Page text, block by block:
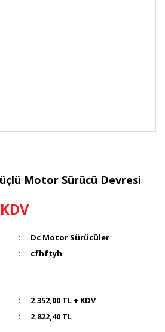
Motor Sürücü Devresi
Dc Motor Sürücüler
cfhftyh
2.352,00 TL + KDV
2.822,40 TL